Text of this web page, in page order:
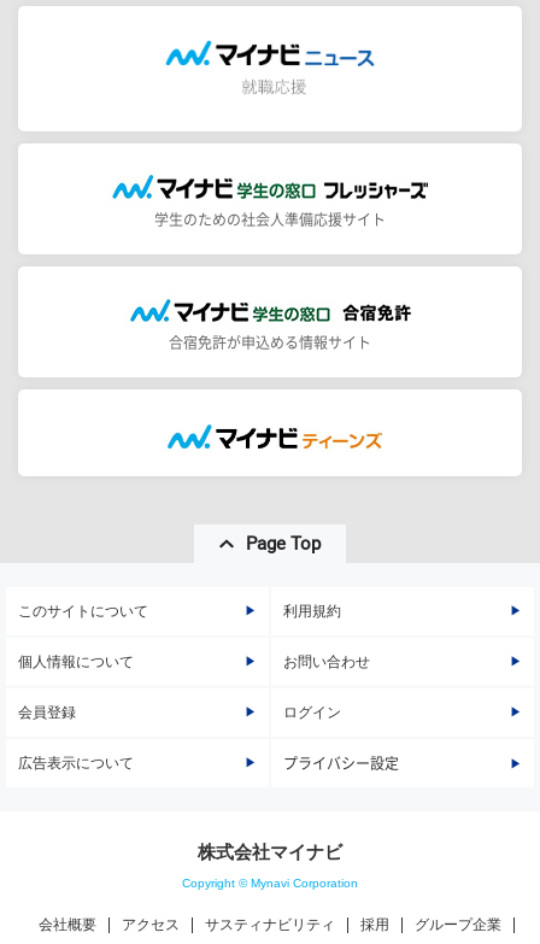
学生のための社会人準備応援サイト
合宿免許が申込める情報サイト
Page Top
このサイトについて 利用規約
個人情報について お問い合わせ
会員登録 ログイン
広告表示について プライバシー設定
株式会社マイナビ
Copyright © Mynavi Corporation
会社概要 アクセス サスティナビリティ 採用 グループ企業